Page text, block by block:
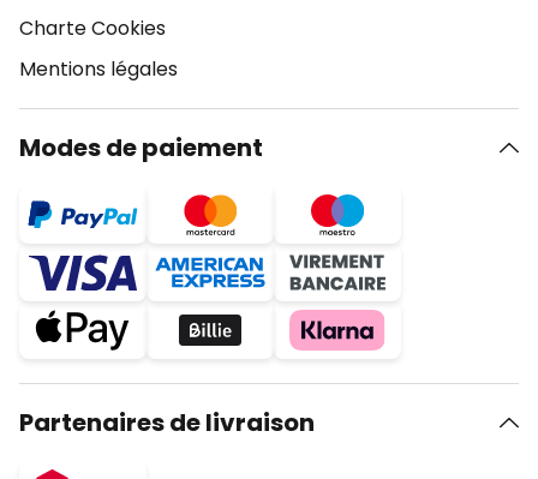
Charte Cookies
Mentions légales
Modes de paiement
Partenaires de livraison